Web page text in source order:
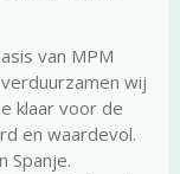
van MPM
wij
klaar voor de
en waardevol.
Spanje.